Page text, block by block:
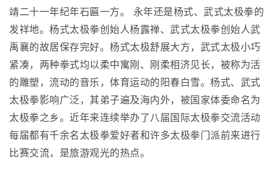
靖二十一年纪年石匾一方。 永年还是杨式、武式太极拳的
发祥地。杨式太极拳创始人杨露禅、武式太极拳创始人武
禹襄的故居保存完好。杨式太极舒展大方，武式太极小巧
紧凑，两种拳式均以柔中寓刚、刚柔相济见长，被称为活
的雕塑，流动的音乐，体育运动的阳春白雪。杨式、武式
太极拳影响广泛，其弟子遍及海内外，被国家体委命名为
太极拳之乡。近年来连续举办了八届国际太极拳交流活动
每届都有千余名太极拳爱好者和许多太极拳门派前来进行
比赛交流，是旅游观光的热点。